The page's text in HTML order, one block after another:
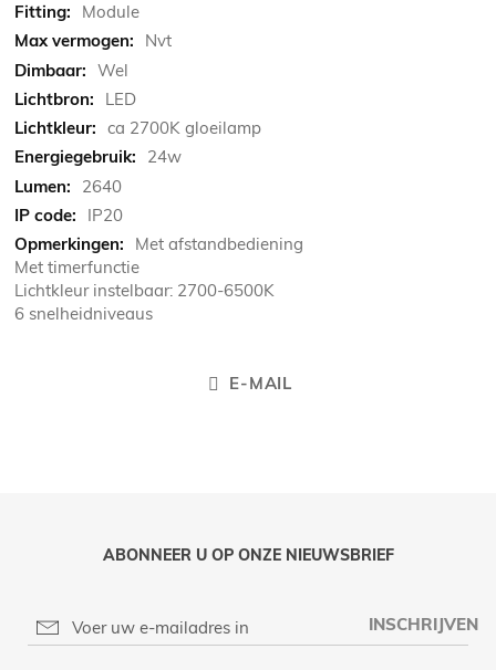
Module
Nvt
Wel
LED
ca 2700K gloeilamp
24w
2640
IP20
Met afstandbediening
Met timerfunctie
Lichtkleur instelbaar: 2700-6500K
6 snelheidniveaus
E-MAIL
ABONNEER U OP ONZE NIEUWSBRIEF
INSCHRIJVEN